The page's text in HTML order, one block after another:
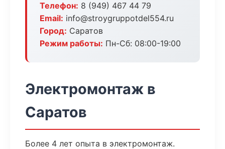
Телефон: 8 (949) 467 44 79
Email: info@stroygruppotdel554.ru
Город: Саратов
Режим работы: Пн-Сб: 08:00-19:00
Электромонтаж в
Саратов
Более 4 лет опыта в электромонтаж.